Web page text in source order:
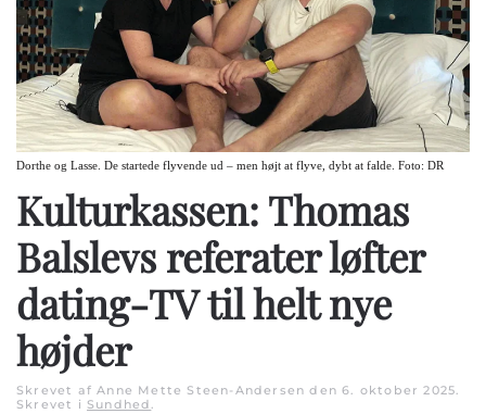
Dorthe og Lasse. De startede flyvende ud – men højt at flyve, dybt at falde. Foto: DR
Kulturkassen: Thomas
Balslevs referater løfter
dating-TV til helt nye
højder
Skrevet af Anne Mette Steen-Andersen den6. oktober 2025.
Skrevet i Sundhed.